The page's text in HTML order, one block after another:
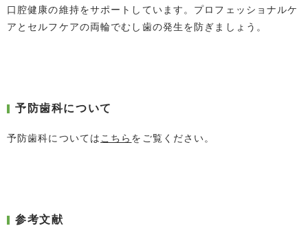
口腔健康の維持をサポートしています。プロフェッショナルケ
アとセルフケアの両輪でむし歯の発生を防ぎましょう。
予防歯科について
予防歯科についてはこちら をご覧ください。
参考文献